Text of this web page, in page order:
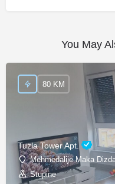
You May
Tuzla Tower Apt.
Mehmedalije Maka
Stupine
80 KM